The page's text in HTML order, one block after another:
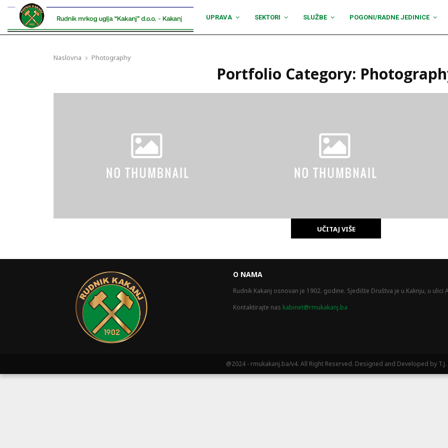
UPRAVA SEKTORI SLUŽBE POGONI/RADNE JEDINICE
Naslovna Photography
Portfolio Category:
UČITAJ VIŠE
O NAMA
Rudnik Kakanj osnovan je 1902. godine. Sjedište Društva je u Kaknju, u ulici
Kontaktirajte nas kabinet@rmukakanj.ba
@2024 - rmukakanj.ba/v4. All Right Reserved. Designed and Developed by T.J.